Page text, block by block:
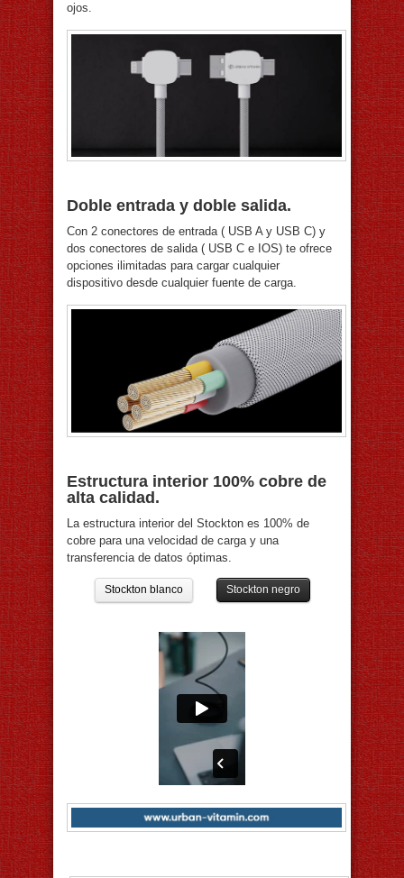
ojos.
Doble entrada y doble salida.
Con 2 conectores de entrada ( USB A y USB C) y
dos conectores de salida ( USB C e IOS) te ofrece
opciones ilimitadas para cargar cualquier
dispositivo desde cualquier fuente de carga.
Estructura interior 100% cobre de
alta calidad.
La estructura interior del Stockton es 100% de
cobre para una velocidad de carga y una
transferencia de datos óptimas.
Stockton blanco Stockton negro